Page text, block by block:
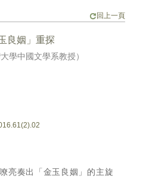
回上一頁
良姻」重探
學中國文學系教授）
亮奏出「金玉良姻」的主旋